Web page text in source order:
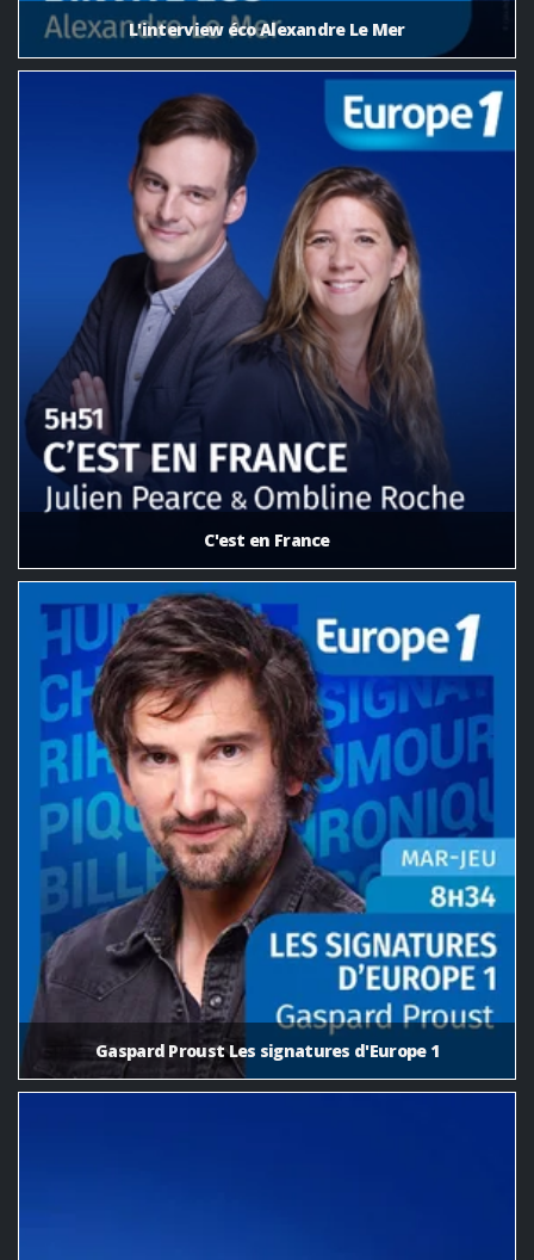
L'interview éco Alexandre Le Mer
C'est en France
Gaspard Proust Les signatures d'Europe 1